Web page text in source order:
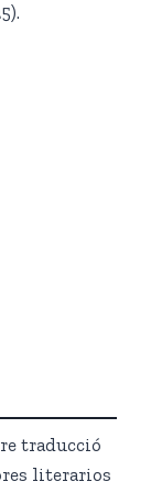
traducció
literarios